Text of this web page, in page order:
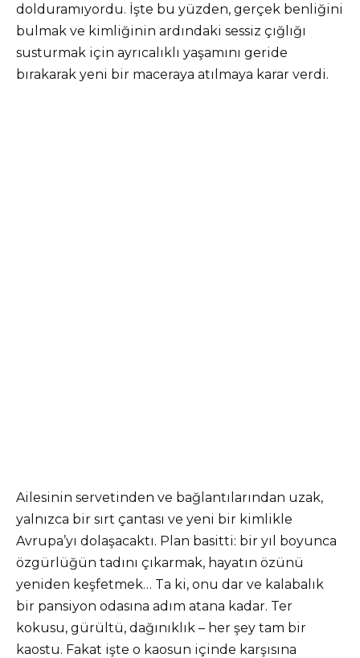
dolduramıyordu. İşte bu yüzden, gerçek benliğini
bulmak ve kimliğinin ardındaki sessiz çığlığı
susturmak için ayrıcalıklı yaşamını geride
bırakarak yeni bir maceraya atılmaya karar verdi.
Ailesinin servetinden ve bağlantılarından uzak,
yalnızca bir sırt çantası ve yeni bir kimlikle
Avrupa’yı dolaşacaktı. Plan basitti: bir yıl boyunca
özgürlüğün tadını çıkarmak, hayatın özünü
yeniden keşfetmek… Ta ki, onu dar ve kalabalık
bir pansiyon odasına adım atana kadar. Ter
kokusu, gürültü, dağınıklık – her şey tam bir
kaostu. Fakat işte o kaosun içinde karşısına